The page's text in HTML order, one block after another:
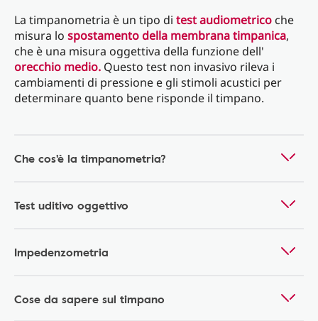
La timpanometria è un tipo di test audiometrico che
misura lo spostamento della membrana timpanica,
che è una misura oggettiva della funzione dell'
orecchio medio. Questo test non invasivo rileva i
cambiamenti di pressione e gli stimoli acustici per
determinare quanto bene risponde il timpano.
Che cos'è la timpanometria?
Test uditivo oggettivo
Impedenzometria
Cose da sapere sul timpano